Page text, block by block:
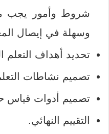
شروط وأمور يجب
وسهلة في إيصال
تحديد أهداف التعلم
تصميم نشاطات
تصميم أدوات قياس
التقييم النهائي.